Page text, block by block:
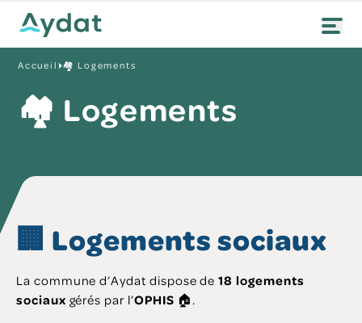
Accueil 🏘️ Logements
🏘️ Logements
🏢 Logements sociaux
La commune d’Aydat dispose de18 logements
sociaux gérés par l’OPHIS 🏠.